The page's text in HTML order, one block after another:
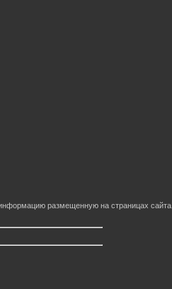
размещенную на страницах сайта.